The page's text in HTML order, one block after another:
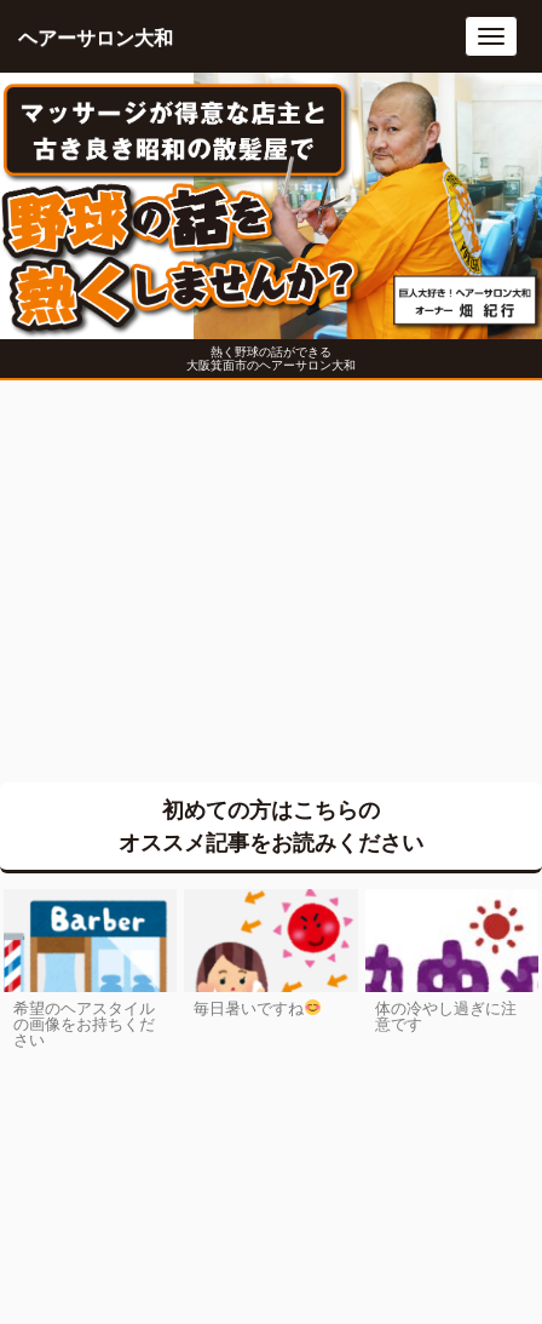
熱く野球の話ができる
大阪箕面市のヘアーサロン大和
ヘアーサロン大和
初めての方はこちらの
オススメ記事をお読みください
希望のヘアスタイル
の画像をお持ちくだ
さい
毎日暑いですね 体の冷やし過ぎに注
意です